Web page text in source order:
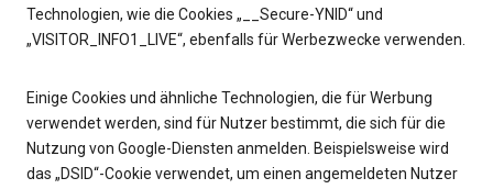
Technologien, wie die Cookies „__Secure-YNID“ und
„VISITOR_INFO1_LIVE“, ebenfalls für Werbezwecke verwenden.
Einige Cookies und ähnliche Technologien, die für Werbung
verwendet werden, sind für Nutzer bestimmt, die sich für die
Nutzung von Google-Diensten anmelden. Beispielsweise wird
das „DSID“-Cookie verwendet, um einen angemeldeten Nutzer